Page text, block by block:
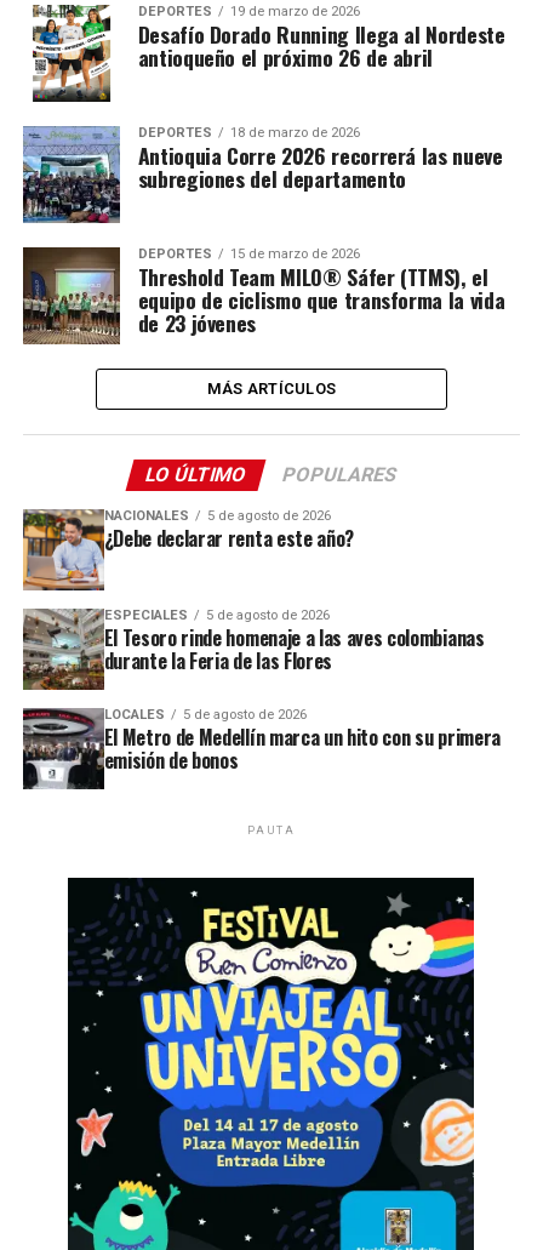
DEPORTES 19 de marzo de 2026
Desafío Dorado Running llega al Nordeste
antioqueño el próximo 26 de abril
DEPORTES 18 de marzo de 2026
Antioquia Corre 2026 recorrerá las nueve
subregiones del departamento
DEPORTES 15 de marzo de 2026
Threshold Team MILO® Sáfer (TTMS), el
equipo de ciclismo que transforma la vida
de 23 jóvenes
MÁS ARTÍCULOS
LO ÚLTIMO POPULARES
NACIONALES 5 de agosto de 2026
¿Debe declarar renta este año?
ESPECIALES 5 de agosto de 2026
El Tesoro rinde homenaje a las aves colombianas
durante la Feria de las Flores
LOCALES 5 de agosto de 2026
El Metro de Medellín marca un hito con su primera
emisión de bonos
PAUTA